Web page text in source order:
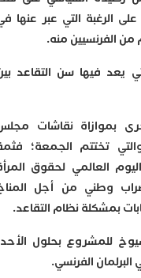
التي عبر عنها في
منه.
سن التقاعد بين
نقاشات مجلس
الجمعة؛ فثمة
العالمي لحقوق المرأة
من أجل المناخ
نظام التقاعد.
بحلول الأحد،